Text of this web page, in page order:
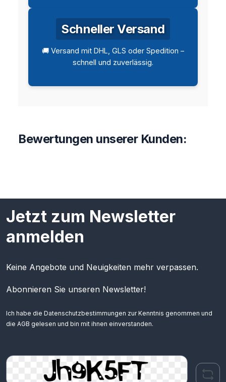
Schneller Versand
🚚 Versand mit DHL, GLS oder Spedition –
schnell und zuverlässig.
Bewertungen unserer Kunden:
Jetzt zum Newsletter
anmelden
Keine Angebote und Neuigkeiten mehr verpassen.
Abonnieren Sie unseren Newsletter!
Ich habe die Datenschutzbestimmungen zur Kenntnis genommen und
die AGB gelesen und bin mit ihnen einverstanden.